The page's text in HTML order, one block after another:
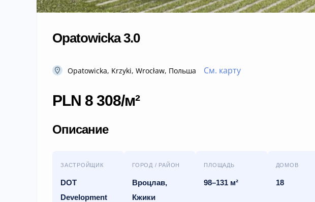
Opatowicka 3.0
Opatowicka, Krzyki, Wrocław, Польша См. карту
PLN 8 308/м²
Описание
ЗАСТРОЙЩИК
DOT
Development
ГОРОД / РАЙОН
Вроцлав,
Кжики
ПЛОЩАДЬ
98–131 м²
ДОМОВ
18